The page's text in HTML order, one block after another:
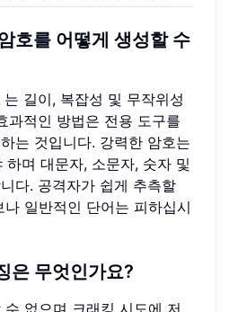
호를 어떻게 생성할 수
는 길이, 복잡성 및 무작위성
과적인 방법은 전용 도구를
는 것입니다. 강력한 암호는
며 대문자, 소문자, 숫자 및
다. 공격자가 쉽게 추측할
일반적인 단어는 피하십시
은 무엇인가요?
수 없으며 크래킹 시도에 저